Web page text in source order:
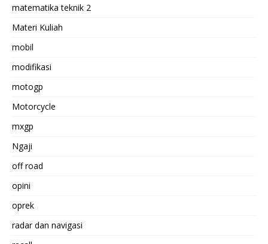
matematika teknik 2
Materi Kuliah
mobil
modifikasi
motogp
Motorcycle
mxgp
Ngaji
off road
opini
oprek
radar dan navigasi